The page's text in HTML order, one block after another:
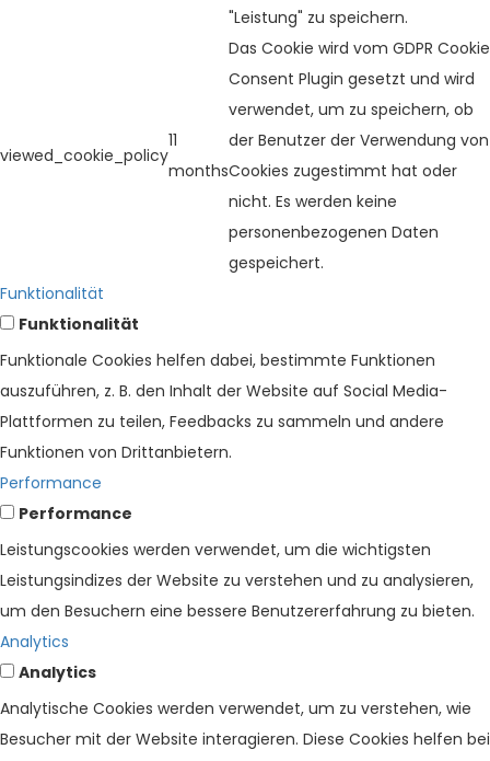
"Leistung" zu speichern.
viewed_cookie_policy
11
months
Das Cookie wird vom GDPR Cookie
Consent Plugin gesetzt und wird
verwendet, um zu speichern, ob
der Benutzer der Verwendung von
Cookies zugestimmt hat oder
nicht. Es werden keine
personenbezogenen Daten
gespeichert.
Funktionalität
Funktionalität
Funktionale Cookies helfen dabei, bestimmte Funktionen
auszuführen, z. B. den Inhalt der Website auf Social Media-
Plattformen zu teilen, Feedbacks zu sammeln und andere
Funktionen von Drittanbietern.
Performance
Performance
Leistungscookies werden verwendet, um die wichtigsten
Leistungsindizes der Website zu verstehen und zu analysieren,
um den Besuchern eine bessere Benutzererfahrung zu bieten.
Analytics
Analytics
Analytische Cookies werden verwendet, um zu verstehen, wie
Besucher mit der Website interagieren. Diese Cookies helfen bei